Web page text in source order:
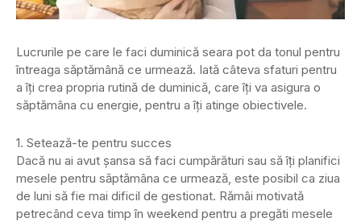
Lucrurile pe care le faci duminică seara pot da tonul pentru
întreaga săptămână ce urmează. Iată câteva sfaturi pentru
a îți crea propria rutină de duminică, care îți va asigura o
săptămâna cu energie, pentru a îți atinge obiectivele.
1. Setează-te pentru succes
Dacă nu ai avut șansa să faci cumpărături sau să îți planifici
mesele pentru săptămâna ce urmează, este posibil ca ziua
de luni să fie mai dificil de gestionat. Rămâi motivată
petrecând ceva timp în weekend pentru a pregăti mesele